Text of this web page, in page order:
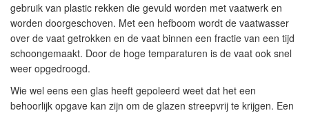
gebruik van plastic rekken die gevuld worden met vaatwerk en
worden doorgeschoven. Met een hefboom wordt de vaatwasser
over de vaat getrokken en de vaat binnen een fractie van een tijd
schoongemaakt. Door de hoge temparaturen is de vaat ook snel
weer opgedroogd.
Wie wel eens een glas heeft gepoleerd weet dat het een
behoorlijk opgave kan zijn om de glazen streepvrij te krijgen. Een